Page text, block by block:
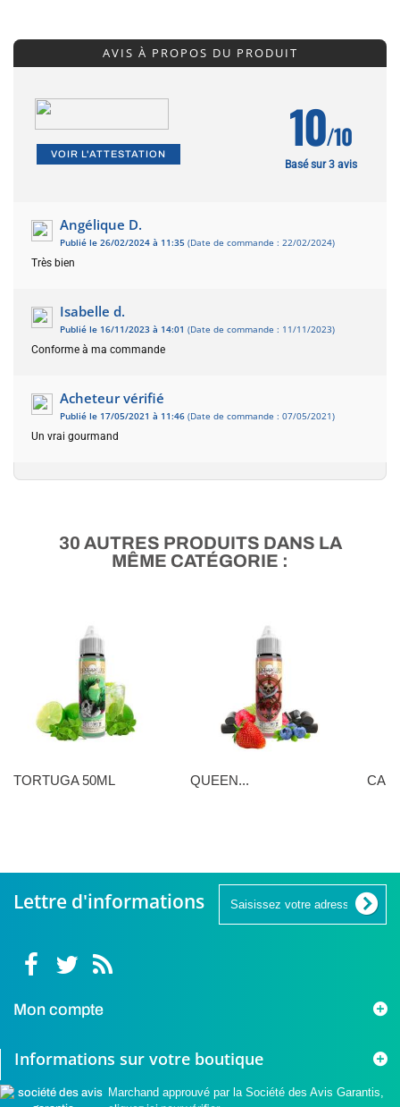
AVIS À PROPOS DU PRODUIT
VOIR L'ATTESTATION 10/10
Basé sur 3 avis
Angélique D.
Publié le 26/02/2024 à 11:35 (Date de commande : 22/02/2024)
Très bien
Isabelle d.
Publié le 16/11/2023 à 14:01 (Date de commande : 11/11/2023)
Conforme à ma commande
Acheteur vérifié
Publié le 17/05/2021 à 11:46 (Date de commande : 07/05/2021)
Un vrai gourmand
30 AUTRES PRODUITS DANS LA
MÊME CATÉGORIE :
TORTUGA 50ML QUEEN...
Lettre d'informations
Mon compte
Informations sur votre boutique
Marchand approuvé par la Société des Avis Garantis,